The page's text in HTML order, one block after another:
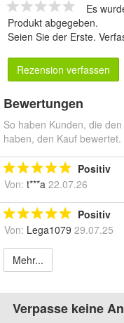
Es
Produkt abgegeben.
Seien Sie der Erste.
Rezension verfassen
Bewertungen
So haben Kunden, die
haben, den Kauf bewertet.
Positiv
Von: t***a 22.07.26
Positiv
Von: Lega1079 29.07.25
Mehr...
Verpasse keine